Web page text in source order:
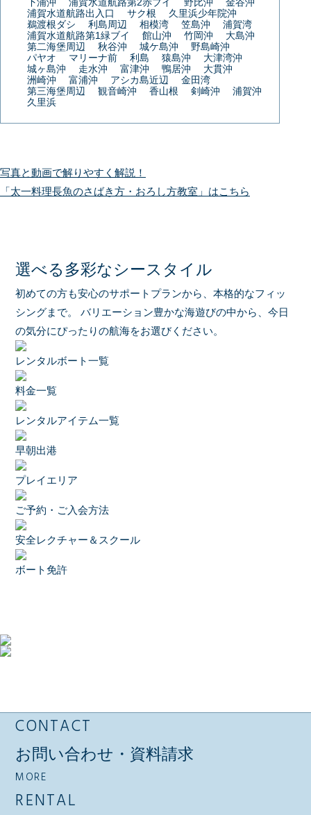
浦賀水道航路出入口
サク根
久里浜少年院沖
鵜渡根ダシ
利島周辺 相模湾 笠島沖
浦賀湾
浦賀水道航路第1緑ブイ
館山沖 竹岡沖
大島沖
第二海堡周辺
秋谷沖 城ケ島沖
野島崎沖
パヤオ
マリーナ前 利島 猿島沖
大津湾沖
城ヶ島沖
走水沖 富津沖 鴨居沖
大貫沖
洲崎沖
富浦沖 アシカ島近辺
金田湾
第三海堡周辺
観音崎沖 香山根 剣崎沖
浦賀沖
久里浜
写真と動画で解りやすく解説！
「太一料理長魚のさばき方・おろし方教室」はこちら
選べる多彩なシースタイル
初めての方も安心のサポートプランから、本格的なフィッ
シングまで。
バリエーション豊かな海遊びの中から、今日
の気分にぴったりの航海をお選びください。
レンタルボート一覧
料金一覧
レンタルアイテム一覧
早朝出港
プレイエリア
ご予約・ご入会方法
安全レクチャー＆スクール
ボート免許
CONTACT
お問い合わせ・資料請求
MORE
RENTAL